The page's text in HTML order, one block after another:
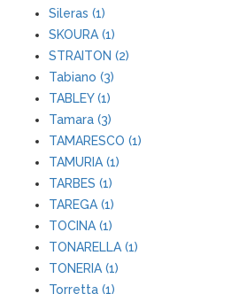
Sileras (1)
SKOURA (1)
STRAITON (2)
Tabiano (3)
TABLEY (1)
Tamara (3)
TAMARESCO (1)
TAMURIA (1)
TARBES (1)
TAREGA (1)
TOCINA (1)
TONARELLA (1)
TONERIA (1)
Torretta (1)